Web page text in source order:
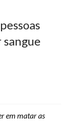
em matar as